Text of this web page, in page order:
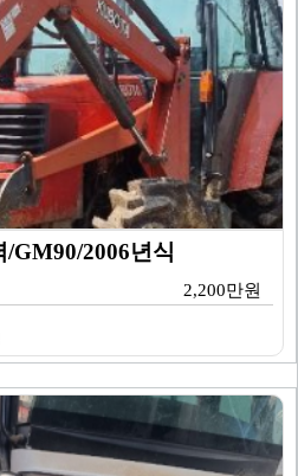
GM90/2006년식
2,200만원